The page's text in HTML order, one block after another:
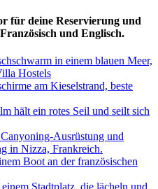
für deine Reservierung und
und Englisch.